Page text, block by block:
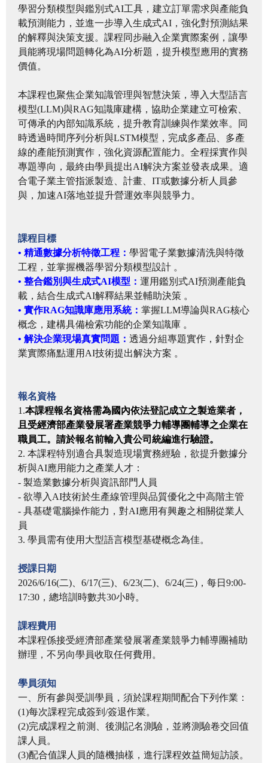
學習分類模型與鑑別式AI工具，建立訂單需求與產能負
載預測能力，並進一步導入生成式AI，強化對預測結果
的解釋與決策支援。課程同步融入企業實際案例，讓學
員能將現場問題轉化為AI分析題，提升模型應用的實務
價值。
本課程也聚焦企業知識管理與智慧決策，導入大型語言
模型(LLM)與RAG知識庫建構，協助企業建立可檢索、
可傳承的內部知識系統，提升教育訓練與作業效率。同
時透過時間序列分析與LSTM模型，完成多產品、多產
線的產能預測實作，強化資源配置能力。全程採實作與
專題導向，最終由學員提出AI解決方案並發表成果。適
合電子業主管指派製造、計畫、IT或數據分析人員參
與，加速AI落地並提升營運效率與競爭力。
課程目標
• 精通數據分析特徵工程： 學習電子業數據清洗與特徵
工程，並掌握機器學習分類模型設計 。
• 整合鑑別與生成式AI模型： 運用鑑別式AI預測產能負
載，結合生成式AI解釋結果並輔助決策 。
• 實作RAG知識庫應用系統： 掌握LLM導論與RAG核心
概念，建構具備檢索功能的企業知識庫 。
• 解決企業現場真實問題： 透過分組專題實作，針對企
業實際痛點運用AI技術提出解決方案 。
報名資格
1.本課程報名資格需為國內依法登記成立之製造業者，
且受經濟部產業發展署產業競爭力輔導團輔導之企業在
職員工。請於報名前輸入貴公司統編進行驗證。
2. 本課程特別適合具製造現場實務經驗，欲提升數據分
析與AI應用能力之產業人才：
- 製造業數據分析與資訊部門人員
- 欲導入AI技術於生產線管理與品質優化之中高階主管
- 具基礎電腦操作能力，對AI應用有興趣之相關從業人
員
3. 學員需有使用大型語言模型基礎概念為佳。
授課日期
2026/6/16(二)、6/17(三)、6/23(二)、6/24(三)，每日9:00-
17:30，總培訓時數共30小時。
課程費用
本課程係接受經濟部產業發展署產業競爭力輔導團補助
辦理，不另向學員收取任何費用。
學員須知
一、所有參與受訓學員，須於課程期間配合下列作業：
(1)每次課程完成簽到/簽退作業。
(2)完成課程之前測、後測記名測驗，並將測驗卷交回值
課人員。
(3)配合值課人員的隨機抽樣，進行課程效益簡短訪談。